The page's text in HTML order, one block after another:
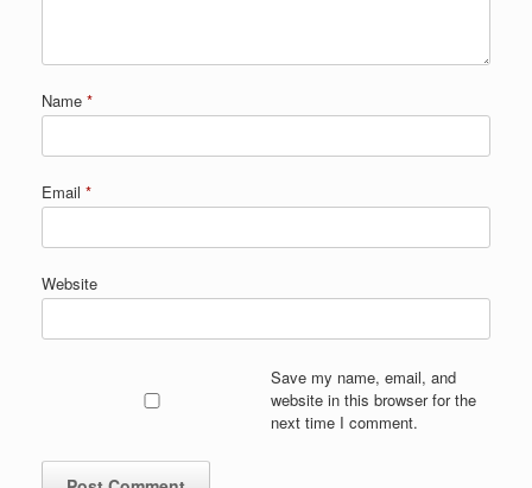
Name *
Email *
Website
Save my name, email, and
website in this browser for the
next time I comment.